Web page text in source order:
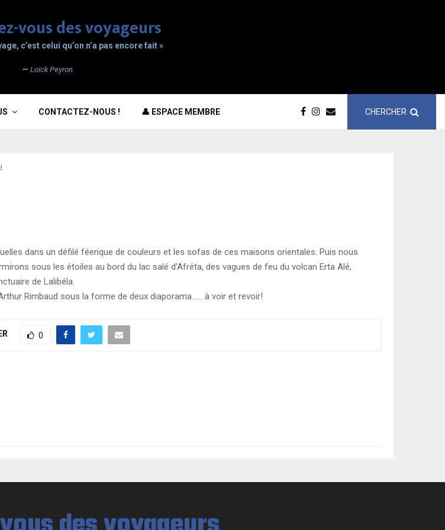
c’est celui qu’on n’a pas encore fait »
— Loïck Peyron
CONTACTEZ-NOUS ! 👤 ESPACE MEMBRE CHERCHER
dans un défilé féerique de couleurs et les sofas de ces maisons orientales. Puis nous
sous les étoiles au bord du lac salé d’Afréta, des vagues de feu du volcan Erta Alé,
de Lalibéla.
Rimbaud sous la forme de deux diaporama…… à voir et revoir!
0